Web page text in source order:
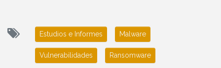
Estudios e Informes Malware
Vulnerabilidades Ransomware